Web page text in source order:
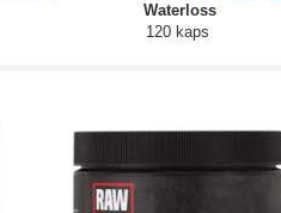
Waterloss
120 kaps